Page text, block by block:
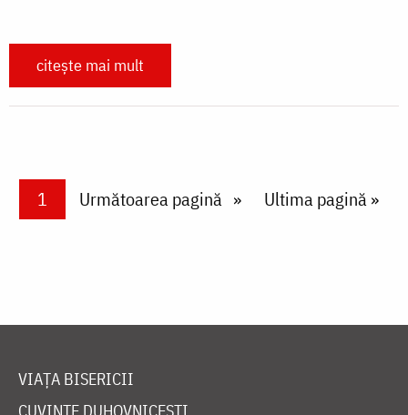
citește mai mult
PaginareCurrent page
1 Next page
Următoarea pagină Last page
Ultima pagină »
VIAȚA BISERICII
CUVINTE DUHOVNICEȘTI